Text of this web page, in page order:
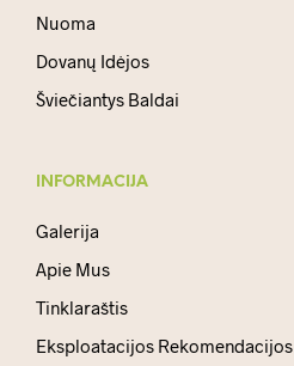
Nuoma
Dovanų Idėjos
Šviečiantys Baldai
INFORMACIJA
Galerija
Apie Mus
Tinklaraštis
Eksploatacijos Rekomendacijos